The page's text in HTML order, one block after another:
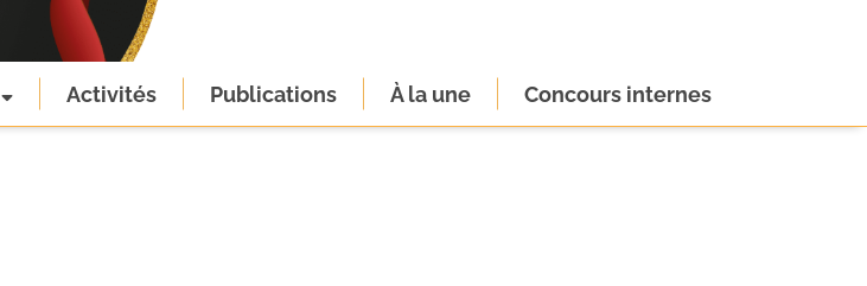
Activités Publications À la une Concours internes